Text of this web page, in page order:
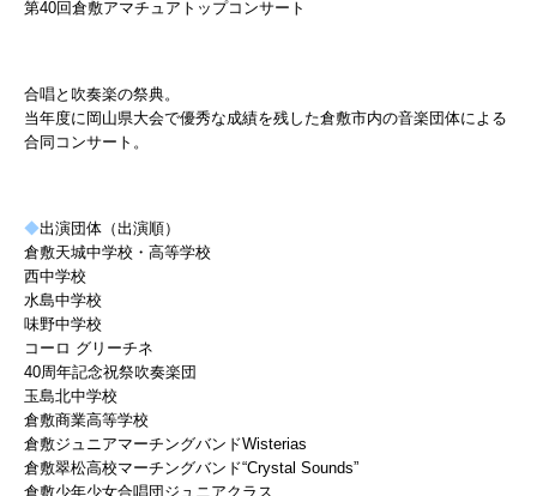
第40回倉敷アマチュアトップコンサート
合唱と吹奏楽の祭典。
当年度に岡山県大会で優秀な成績を残した倉敷市内の音楽団体による
合同コンサート。
◆出演団体（出演順）
倉敷天城中学校・高等学校
西中学校
水島中学校
味野中学校
コーロ グリーチネ
40周年記念祝祭吹奏楽団
玉島北中学校
倉敷商業高等学校
倉敷ジュニアマーチングバンドWisterias
倉敷翠松高校マーチングバンド“Crystal Sounds”
倉敷少年少女合唱団ジュニアクラス